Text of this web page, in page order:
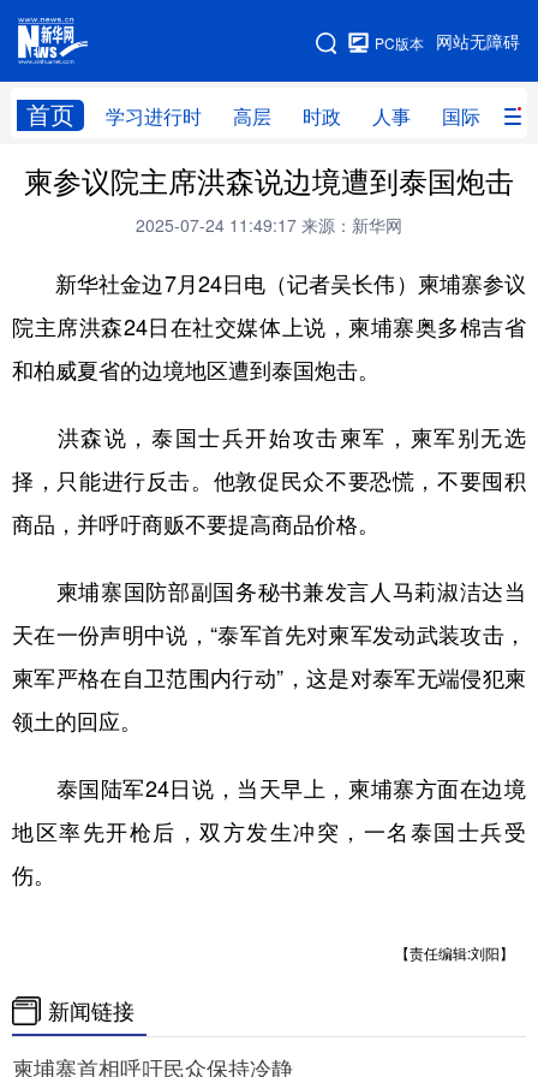
网站无障碍
PC版本
首页 学习进行时 高层 时政 人事 国际 财
网站地图
学习进行时 高层 时政 人事
财经 网评
台湾 思客智库 全球连线 教育
科技 科创 量子 体育
文化 书画 健康
访谈 视频 图片 政务
法律 中央文件 金融 汽车
食品 人居 信息化
学术中国 乡村振兴 银龄 溯源中国
城市 旅游 能源 会展
彩票 娱乐 时尚 悦读
公益
文化产业
地方频道
浙江
柬参议院主席洪森说边境遭到泰国炮击
2025-07-24 11:49:17 来源：新华网
新华社金边7月24日电（记者吴长伟）柬埔寨参议
院主席洪森24日在社交媒体上说，柬埔寨奥多棉吉省
和柏威夏省的边境地区遭到泰国炮击。
洪森说，泰国士兵开始攻击柬军，柬军别无选
择，只能进行反击。他敦促民众不要恐慌，不要囤积
商品，并呼吁商贩不要提高商品价格。
柬埔寨国防部副国务秘书兼发言人马莉淑洁达当
天在一份声明中说，“泰军首先对柬军发动武装攻击，
柬军严格在自卫范围内行动”，这是对泰军无端侵犯柬
领土的回应。
泰国陆军24日说，当天早上，柬埔寨方面在边境
地区率先开枪后，双方发生冲突，一名泰国士兵受
伤。
【责任编辑:刘阳】
新闻链接
柬埔寨首相呼吁民众保持冷静